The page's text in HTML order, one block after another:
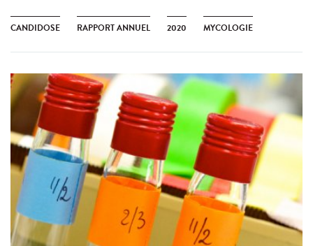
CANDIDOSE RAPPORT ANNUEL 2020 MYCOLOGIE